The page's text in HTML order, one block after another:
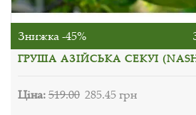
Знижка -45%
ГРУША АЗІЙСЬКА СЕКУІ
Ціна:519.00 285.45 грн